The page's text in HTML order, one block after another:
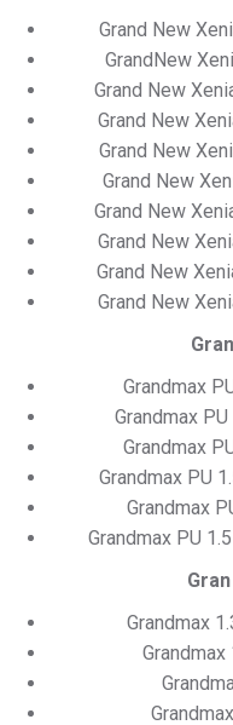
Grand New
GrandNew
Grand New
Grand New
Grand New
Grand New
Grand New
Grand New
Grand New
Grand New
Grandmax
Grandmax
Grandmax
Grandmax PU
Grandmax
Grandmax PU
Grandmax
Grandmax